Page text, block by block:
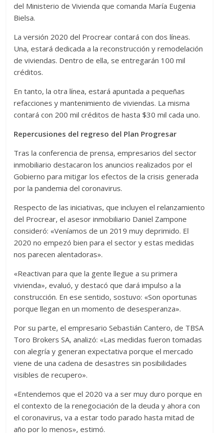
del Ministerio de Vivienda que comanda María Eugenia
Bielsa.
La versión 2020 del Procrear contará con dos líneas.
Una, estará dedicada a la reconstrucción y remodelación
de viviendas. Dentro de ella, se entregarán 100 mil
créditos.
En tanto, la otra línea, estará apuntada a pequeñas
refacciones y mantenimiento de viviendas. La misma
contará con 200 mil créditos de hasta $30 mil cada uno.
Repercusiones del regreso del Plan Progresar
Tras la conferencia de prensa, empresarios del sector
inmobiliario destacaron los anuncios realizados por el
Gobierno para mitigar los efectos de la crisis generada
por la pandemia del coronavirus.
Respecto de las iniciativas, que incluyen el relanzamiento
del Procrear, el asesor inmobiliario Daniel Zampone
consideró: «Veníamos de un 2019 muy deprimido. El
2020 no empezó bien para el sector y estas medidas
nos parecen alentadoras».
«Reactivan para que la gente llegue a su primera
vivienda», evaluó, y destacó que dará impulso a la
construcción. En ese sentido, sostuvo: «Son oportunas
porque llegan en un momento de desesperanza».
Por su parte, el empresario Sebastián Cantero, de TBSA
Toro Brokers SA, analizó: «Las medidas fueron tomadas
con alegría y generan expectativa porque el mercado
viene de una cadena de desastres sin posibilidades
visibles de recupero».
«Entendemos que el 2020 va a ser muy duro porque en
el contexto de la renegociación de la deuda y ahora con
el coronavirus, va a estar todo parado hasta mitad de
año por lo menos», estimó.